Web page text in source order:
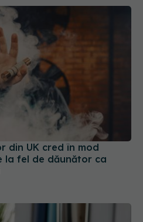
din UK cred în mod
la fel de dăunător ca